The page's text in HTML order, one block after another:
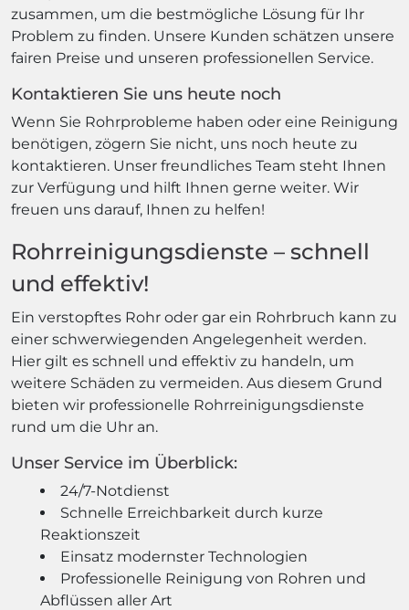
zusammen, um die bestmögliche Lösung für Ihr
Problem zu finden. Unsere Kunden schätzen unsere
fairen Preise und unseren professionellen Service.
Kontaktieren Sie uns heute noch
Wenn Sie Rohrprobleme haben oder eine Reinigung
benötigen, zögern Sie nicht, uns noch heute zu
kontaktieren. Unser freundliches Team steht Ihnen
zur Verfügung und hilft Ihnen gerne weiter. Wir
freuen uns darauf, Ihnen zu helfen!
Rohrreinigungsdienste – schnell
und effektiv!
Ein verstopftes Rohr oder gar ein Rohrbruch kann zu
einer schwerwiegenden Angelegenheit werden.
Hier gilt es schnell und effektiv zu handeln, um
weitere Schäden zu vermeiden. Aus diesem Grund
bieten wir professionelle Rohrreinigungsdienste
rund um die Uhr an.
Unser Service im Überblick:
24/7-Notdienst
Schnelle Erreichbarkeit durch kurze
Reaktionszeit
Einsatz modernster Technologien
Professionelle Reinigung von Rohren und
Abflüssen aller Art